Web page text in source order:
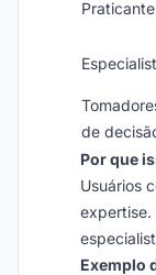
de
Por que
Usuários
expertise.
Exemplo